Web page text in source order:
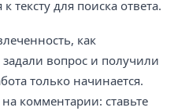
тексту для поиска ответа.
как
вопрос и получили
только начинается.
комментарии: ставьте